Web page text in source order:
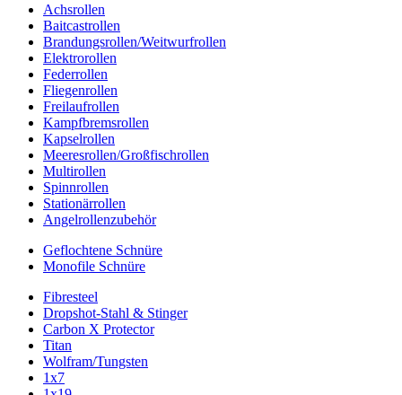
Achsrollen
Baitcastrollen
Brandungsrollen/Weitwurfrollen
Elektrorollen
Federrollen
Fliegenrollen
Freilaufrollen
Kampfbremsrollen
Kapselrollen
Meeresrollen/Großfischrollen
Multirollen
Spinnrollen
Stationärrollen
Angelrollenzubehör
Geflochtene Schnüre
Monofile Schnüre
Fibresteel
Dropshot-Stahl & Stinger
Carbon X Protector
Titan
Wolfram/Tungsten
1x7